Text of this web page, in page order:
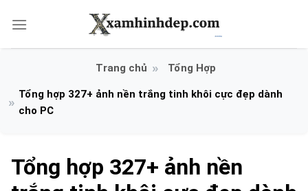
qua
Tổng Hợp
Tổng hợp 327+ ảnh nền trắng tinh khôi cực đẹp dành
cho PC
Tổng hợp 327+ ảnh nền